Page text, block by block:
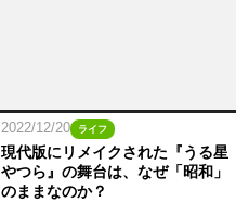
2022/12/20 ライフ
現代版にリメイクされた『うる星
やつら』の舞台は、なぜ「昭和」
のままなのか？